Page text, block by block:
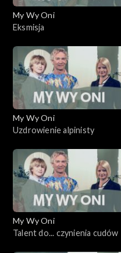
My Wy Oni
Eksmisja
My Wy Oni
Uzdrowienie alpinisty
My Wy Oni
Talent do... czynienia cudów